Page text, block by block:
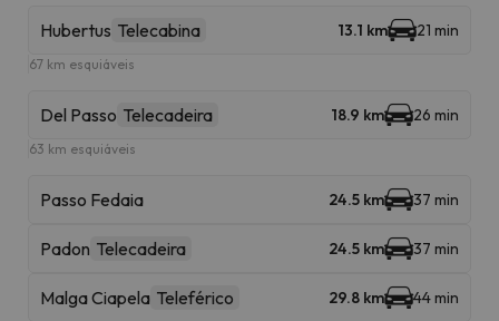
Hubertus Telecabina 13.1 km 21 min
67 km esquiáveis
Del Passo Telecadeira 18.9 km 26 min
63 km esquiáveis
Passo Fedaia 24.5 km 37 min
Padon Telecadeira 24.5 km 37 min
Malga Ciapela Teleférico 29.8 km 44 min